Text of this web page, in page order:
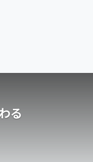
る